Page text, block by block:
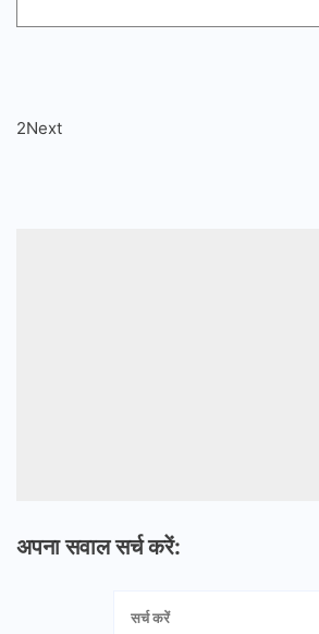
Posts
Page
2Next
अपना सवाल सर्च करें: